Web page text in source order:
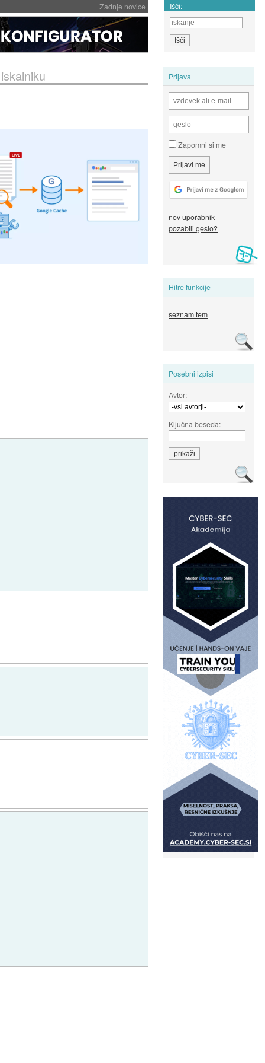
Zadnje novice Išči:
Prijava
Zapomni si me
nov uporabnik
pozabili geslo?
Hitre funkcije
seznam tem
Posebni izpisi
Avtor:
Ključna beseda: